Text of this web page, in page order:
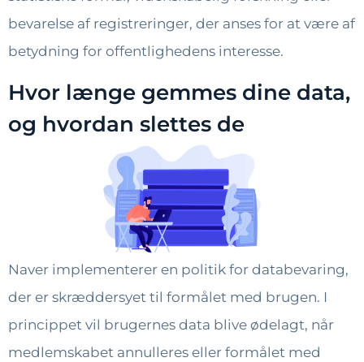
bevarelse af registreringer, der anses for at være af
betydning for offentlighedens interesse.
Hvor længe gemmes dine data,
og hvordan slettes de
Naver implementerer en politik for databevaring,
der er skræddersyet til formålet med brugen. I
princippet vil brugernes data blive ødelagt, når
medlemskabet annulleres eller formålet med